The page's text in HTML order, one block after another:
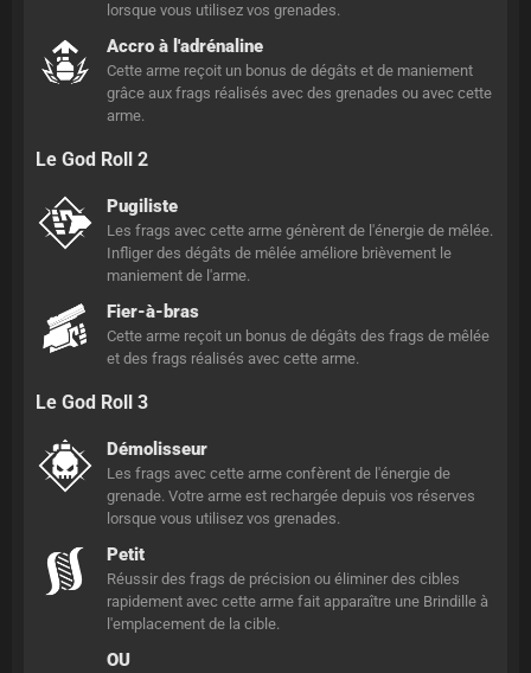
lorsque vous utilisez vos grenades.
Accro à l'adrénaline
Cette arme reçoit un bonus de dégâts et de maniement
grâce aux frags réalisés avec des grenades ou avec cette
arme.
Le God Roll 2
Pugiliste
Les frags avec cette arme génèrent de l'énergie de mêlée.
Infliger des dégâts de mêlée améliore brièvement le
maniement de l'arme.
Fier-à-bras
Cette arme reçoit un bonus de dégâts des frags de mêlée
et des frags réalisés avec cette arme.
Le God Roll 3
Démolisseur
Les frags avec cette arme confèrent de l'énergie de
grenade. Votre arme est rechargée depuis vos réserves
lorsque vous utilisez vos grenades.
Petit
Réussir des frags de précision ou éliminer des cibles
rapidement avec cette arme fait apparaître une Brindille à
l'emplacement de la cible.
OU